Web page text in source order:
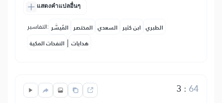
แสดงคำแปลอื่นๆ
التفاسير: المُيسَّر المختصر السعدي ابن كثير الطبري
النفحات المكية | هدايات
3 :64